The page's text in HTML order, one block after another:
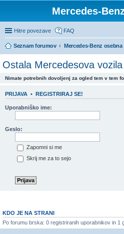
Mercedes-
Hitre povezave FAQ
Seznam forumov Mercedes-Benz osebna
Ostala Mercedesova vozila
Nimate potrebnih dovoljenj za ogled tem v tem
PRIJAVA • REGISTRIRAJ SE!
Uporabniško ime:
Geslo:
Zapomni si me
Skrij me za to sejo
KDO JE NA STRANI
Po forumu brska: 0 registriranih uporabnikov in 1